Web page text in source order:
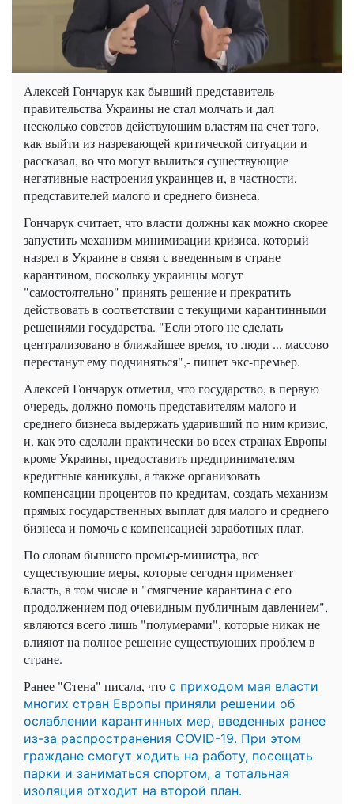
Алексей Гончарук как бывший представитель
правительства Украины не стал молчать и дал
несколько советов действующим властям на счет того,
как выйти из назревающей критической ситуации и
рассказал, во что могут вылиться существующие
негативные настроения украинцев и, в частности,
представителей малого и среднего бизнеса.
Гончарук считает, что власти должны как можно скорее
запустить механизм минимизации кризиса, который
назрел в Украине в связи с введенным в стране
карантином, поскольку украинцы могут
"самостоятельно" принять решение и прекратить
действовать в соответствии с текущими карантинными
решениями государства. "Если этого не сделать
централизовано в ближайшее время, то люди ... массово
перестанут ему подчиняться",- пишет экс-премьер.
Алексей Гончарук отметил, что государство, в первую
очередь, должно помочь представителям малого и
среднего бизнеса выдержать ударивший по ним кризис,
и, как это сделали практически во всех странах Европы
кроме Украины, предоставить предпринимателям
кредитные каникулы, а также организовать
компенсации процентов по кредитам, создать механизм
прямых государственных выплат для малого и среднего
бизнеса и помочь с компенсацией заработных плат.
По словам бывшего премьер-министра, все
существующие меры, которые сегодня применяет
власть, в том числе и "смягчение карантина с его
продолжением под очевидным публичным давлением",
являются всего лишь "полумерами", которые никак не
влияют на полное решение существующих проблем в
стране.
Ранее "Стена" писала, что с приходом мая власти
многих стран Европы приняли решении об
ослаблении карантинных мер, введенных ранее
из-за распространения COVID-19. При этом
граждане смогут ходить на работу, посещать
парки и заниматься спортом, а тотальная
изоляция отходит на второй план.